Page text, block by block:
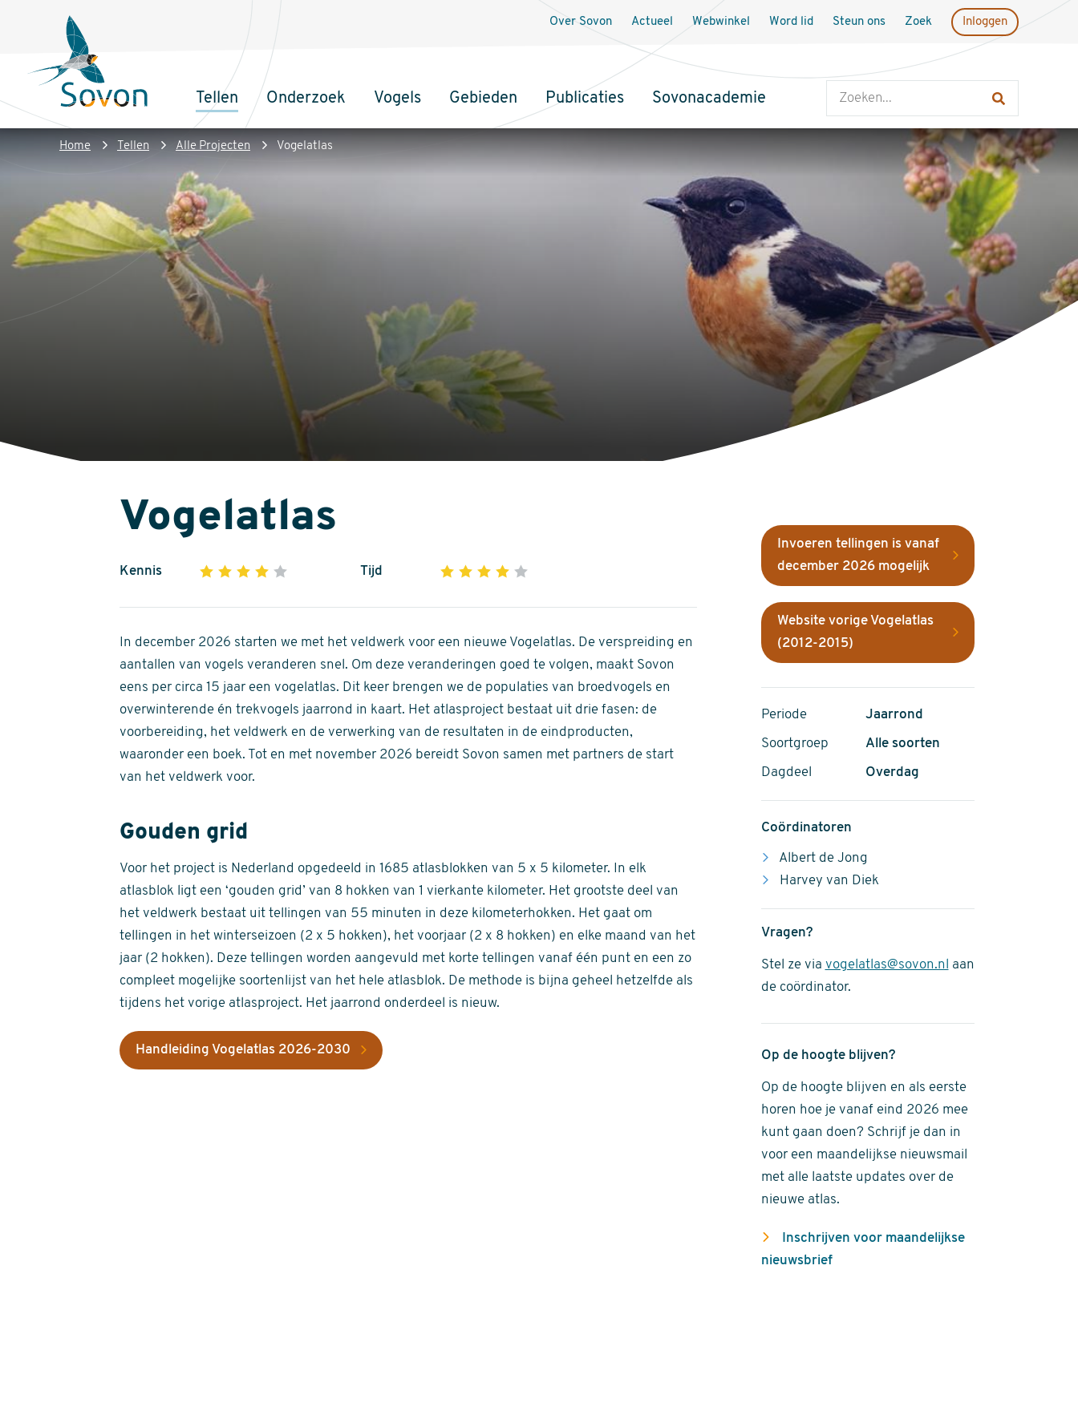
inhoud
Sovon
Homepage
Hoofdnavigatie
Tellen Onderzoek Vogels Gebieden Publicaties Sovonacademie
Over Sovon Actueel Webwinkel Word lid Steun ons Zoek Inloggen
Kruimelpad
Home Tellen Alle Projecten Vogelatlas
Vogelatlas
Kennis 1 2 3 4
of
5
stars
Tijd 1 2 3 4
of
5
stars
In december 2026 starten we met het veldwerk voor een nieuwe Vogelatlas. De verspreiding en
aantallen van vogels veranderen snel. Om deze veranderingen goed te volgen, maakt Sovon
eens per circa 15 jaar een vogelatlas. Dit keer brengen we de populaties van broedvogels en
overwinterende én trekvogels jaarrond in kaart. Het atlasproject bestaat uit drie fasen: de
voorbereiding, het veldwerk en de verwerking van de resultaten in de eindproducten,
waaronder een boek. Tot en met november 2026 bereidt Sovon samen met partners de start
van het veldwerk voor.
Gouden grid
Voor het project is Nederland opgedeeld in 1685 atlasblokken van 5 x 5 kilometer. In elk
atlasblok ligt een ‘gouden grid’ van 8 hokken van 1 vierkante kilometer. Het grootste deel van
het veldwerk bestaat uit tellingen van 55 minuten in deze kilometerhokken. Het gaat om
tellingen in het winterseizoen (2 x 5 hokken), het voorjaar (2 x 8 hokken) en elke maand van het
jaar (2 hokken). Deze tellingen worden aangevuld met korte tellingen vanaf één punt en een zo
compleet mogelijke soortenlijst van het hele atlasblok. De methode is bijna geheel hetzelfde als
tijdens het vorige atlasproject. Het jaarrond onderdeel is nieuw.
Handleiding Vogelatlas 2026-2030
Invoeren tellingen is vanaf
december 2026 mogelijk
Website vorige Vogelatlas
(2012-2015)
Periode Jaarrond
Soortgroep Alle soorten
Dagdeel Overdag
Coördinatoren
Albert de Jong
Harvey van Diek
Vragen?
Stel ze via vogelatlas@sovon.nl
aan
de coördinator.
Op de hoogte blijven?
Op de hoogte blijven en als eerste
horen hoe je vanaf eind 2026 mee
kunt gaan doen? Schrijf je dan in
voor een maandelijkse nieuwsmail
met alle laatste updates over de
nieuwe atlas.
Inschrijven voor maandelijkse
nieuwsbrief